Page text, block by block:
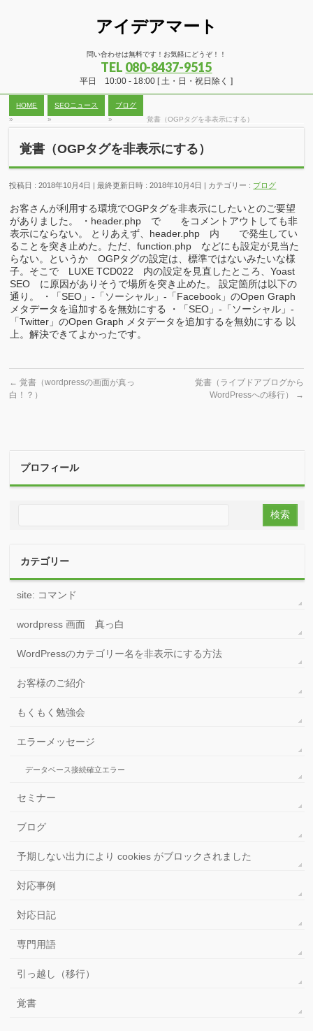
アイデアマート
問い合わせは無料です！お気軽にどうぞ！！
TEL 080-8437-9515
平日 10:00 - 18:00 [ 土・日・祝日除く ]
HOME
»
SEOニュース
»
ブログ
»
覚書（OGPタグを非表示にする）
覚書（OGPタグを非表示にする）
投稿日 : 2018年10月4日 最終更新日時 : 2018年10月4日 カテゴリー : ブログ
お客さんが利用する環境でOGPタグを非表示にしたいとのご要望
がありました。 ・header.php で
をコメントアウトしても非
表示にならない。 とりあえず、header.php 内
で発生してい
ることを突き止めた。ただ、function.php などにも設定が見当た
らない。というか OGPタグの設定は、標準ではないみたいな様
子。そこで LUXE TCD022 内の設定を見直したところ、Yoast
SEO に原因がありそうで場所を突き止めた。 設定箇所は以下の
通り。 ・「SEO」-「ソーシャル」-「Facebook」のOpen Graph
メタデータを追加するを無効にする ・「SEO」-「ソーシャル」-
「Twitter」のOpen Graph メタデータを追加するを無効にする 以
上。解決できてよかったです。
← 覚書（wordpressの画面が真っ
白！？）
覚書（ライブドアブログから
WordPressへの移行）
→
プロフィール
カテゴリー
site: コマンド
wordpress 画面 真っ白
WordPressのカテゴリー名を非表示にする方法
お客様のご紹介
もくもく勉強会
エラーメッセージ
データベース接続確立エラー
セミナー
ブログ
予期しない出力により cookies がブロックされました
対応事例
対応日記
専門用語
引っ越し（移行）
覚書